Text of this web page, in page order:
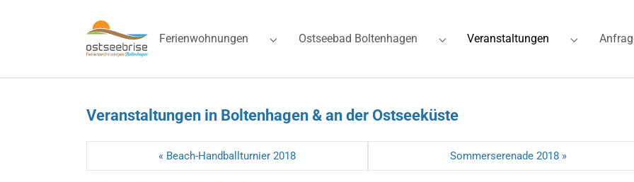
Ferienwohnungen
Submenu for "Ferienwohnungen"
Ostseebad Boltenhagen
Submenu for "Ostseebad Boltenhagen"
Veranstaltungen (current)
Submenu
Veranstaltungen in Boltenhagen & an der Ostseeküste
« Beach-Handballturnier 2018 Sommerserenade 2018 »